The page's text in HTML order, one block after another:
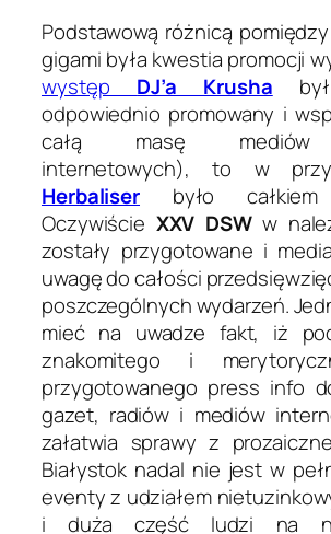
Podstawową różnicą
gigami była kwestia promocji
występ DJ’a Krusha
odpowiednio promowany i
całą masę mediów
internetowych), to w
Herbaliser było całkiem
Oczywiście XXV DSWw
zostały przygotowane i
uwagę do całości
poszczególnych wydarzeń.
mieć na uwadze fakt, iż
znakomitego i
przygotowanego press info
gazet, radiów i mediów
załatwia sprawy z
Białystok nadal nie jest w
eventy z udziałem
i duża część ludzi na